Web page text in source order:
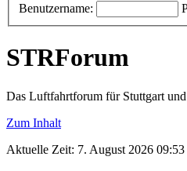
Benutzername:
STRForum
Das Luftfahrtforum für Stuttgart
Zum Inhalt
Aktuelle Zeit: 7. August 2026 09:53